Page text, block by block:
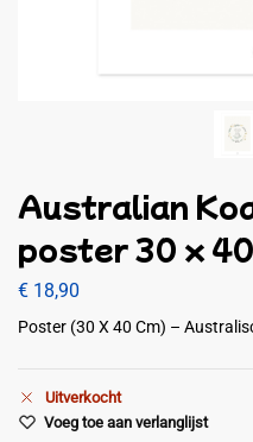
Australian
poster 30 x
€ 18,90
Poster (30 X 40 Cm) –
Uitverkocht
Voeg toe aan verlanglijst